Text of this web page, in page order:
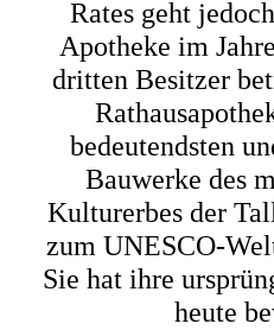
Rates geht
Apotheke im
dritten Besitzer
bedeutendsten
Bauwerke des
Kulturerbes der
zum UNESCO-
Sie hat ihre
heute